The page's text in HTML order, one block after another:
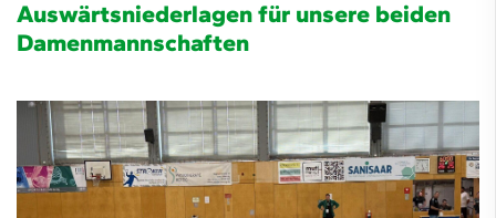
Auswärtsniederlagen für unsere beiden
Damenmannschaften